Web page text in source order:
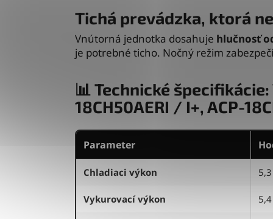
Tichá prevádzka, ktorá
Vnútorná jednotka dosahuje hlučnosť
je potrebné ticho. Nočný režim
📊 Technické
18CH50AERI / I+, ACP-
Parameter
Chladiaci výkon
Vykurovací výkon